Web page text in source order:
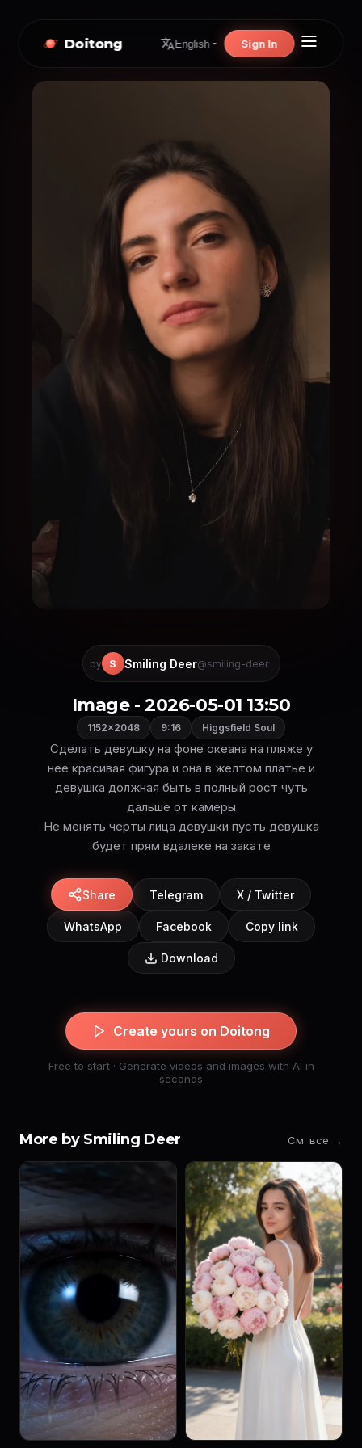
Doitong English Sign In
by S Smiling Deer@smiling-deer
Image - 2026-05-01 13:50
1152×2048 9:16 Higgsfield Soul
Сделать девушку на фоне океана на пляже у
неё красивая фигура и она в желтом платье и
девушка должная быть в полный рост чуть
дальше от камеры
Не менять черты лица девушки пусть девушка
будет прям вдалеке на закате
Share Telegram X / Twitter
WhatsApp Facebook Copy link
Download
Create yours on Doitong
Free to start · Generate videos and images with AI in
seconds
More by Smiling Deer См. все →